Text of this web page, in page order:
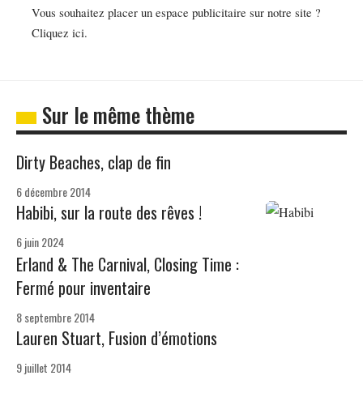
Vous souhaitez placer un espace publicitaire sur notre site ?
Cliquez ici.
Sur le même thème
Dirty Beaches, clap de fin
6 décembre 2014
Habibi, sur la route des rêves !
6 juin 2024
Erland & The Carnival, Closing Time :
Fermé pour inventaire
8 septembre 2014
Lauren Stuart, Fusion d’émotions
9 juillet 2014